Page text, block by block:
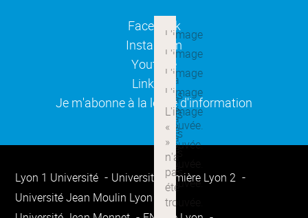
Facebook
(ouverture dans une
Instagram(ouverture dans une
Youtube(ouverture dans une
Linkedin
(ouverture dans une
Je m'abonne à la lettre d'information
(ouverture dans une
Lyon 1 Université
Université Lumière Lyon 2
Université Jean Moulin Lyon 3